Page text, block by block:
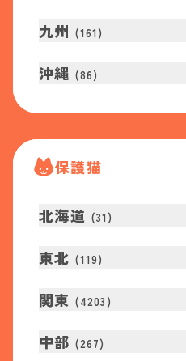
九州 (161 )
沖縄 (86)
保護猫
北海道 (31 )
東北 (119)
関東 (4203 )
中部 (267)